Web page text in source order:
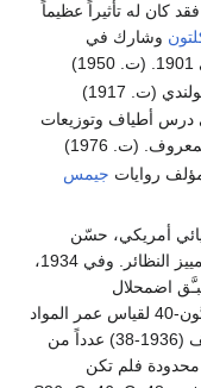
كان له تأثيراً عظيماً
وشارك في
(ت. 1917)
درس أطياف وتوزيعات
(ت. 1976)
روايات جيمس
أمريكي، حسّن
لتمييز النظائر. وفي 1934،
اضمحلال
الپوتاسيوم-40 إلى أرگون-40 لقياس عمر المواد
الجيولوجية. وقد اكتشف (1936-38) عدداً من
محدودة فلم تكن